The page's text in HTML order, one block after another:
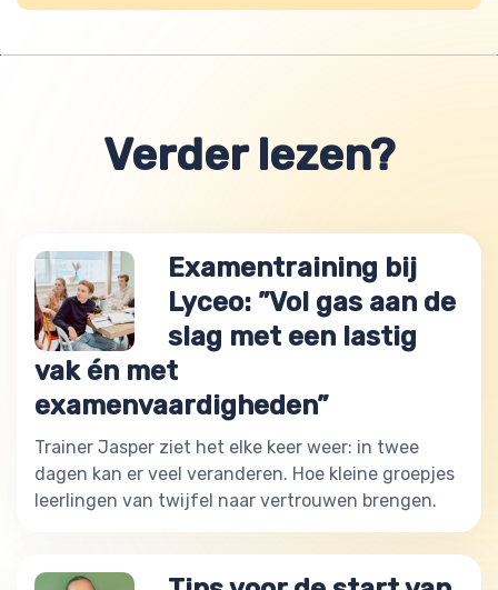
Verder lezen?
Examentraining bij
Lyceo: ”Vol gas aan de
slag met een lastig
vak én met
examenvaardigheden”
Trainer Jasper ziet het elke keer weer: in twee
dagen kan er veel veranderen. Hoe kleine groepjes
leerlingen van twijfel naar vertrouwen brengen.